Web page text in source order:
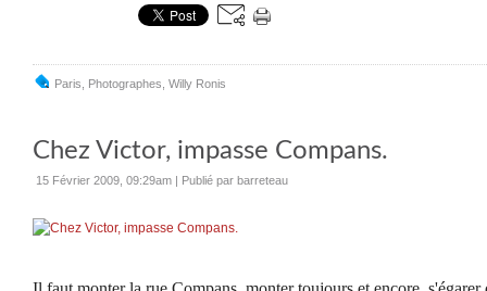
Paris Photographes Willy Ronis
Chez Victor, impasse Compans.
15 Février 2009, 09:29am Publié par barreteau